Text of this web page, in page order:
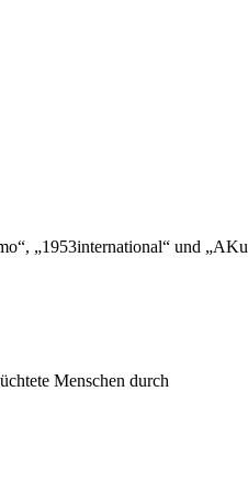
„1953international“ und
Menschen durch